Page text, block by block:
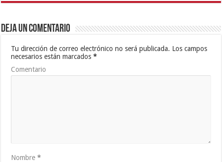
Deja un comentario
Tu dirección de correo electrónico no será publicada. Los campos
necesarios están marcados*
Comentario
Nombre*